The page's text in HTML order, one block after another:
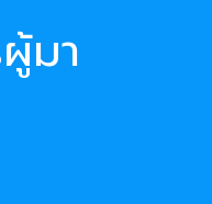
มา